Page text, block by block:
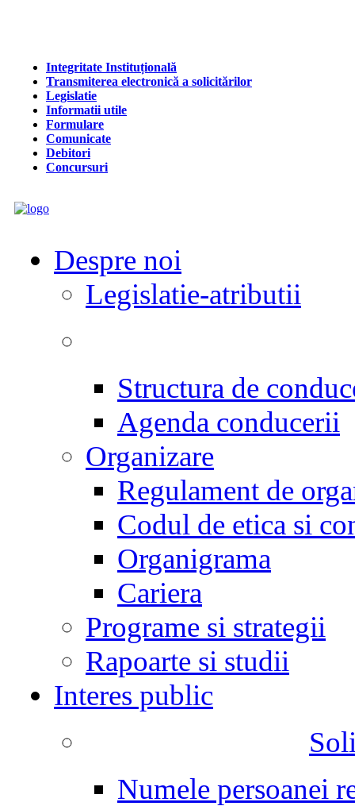
Integritate Instituțională
Transmiterea electronică a solicitărilor
Legislatie
Informatii utile
Formulare
Comunicate
Debitori
Concursuri
Despre noi
Legislatie-atributii
Structura de
Agenda conducerii
Organizare
Regulament de
Codul de etica si
Organigrama
Cariera
Programe si strategii
Rapoarte si studii
Interes public
Numele persoanei